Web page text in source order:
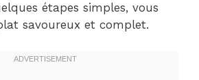
étapes simples, vous
savoureux et complet.